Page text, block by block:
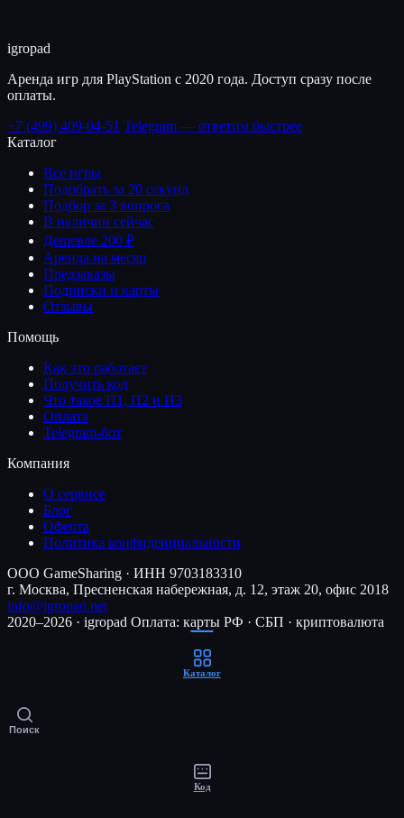
igropad
Аренда игр для PlayStation с 2020 года. Доступ сразу после
оплаты.
+7 (499) 409-04-51 Telegram — ответим быстрее
Каталог
Все игры
Подобрать за 20 секунд
Подбор за 3 вопроса
В наличии сейчас
Дешевле 200 ₽
Аренда на месяц
Предзаказы
Подписки и карты
Отзывы
Помощь
Как это работает
Получить код
Что такое П1, П2 и П3
Оплата
Telegram-бот
Компания
О сервисе
Блог
Оферта
Политика конфиденциальности
ООО GameSharing · ИНН 9703183310
г. Москва, Пресненская набережная, д. 12, этаж 20, офис 2018
info@igropad.net
2020–2026 · igropad Оплата: карты РФ · СБП · криптовалюта
Каталог
Поиск
Код